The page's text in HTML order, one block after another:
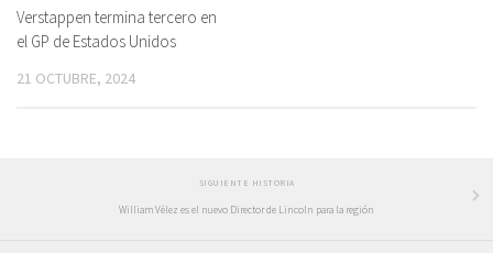
Verstappen termina tercero en
el GP de Estados Unidos
21 OCTUBRE, 2024
SIGUIENTE HISTORIA
William Vélez es el nuevo Director de Lincoln para la región